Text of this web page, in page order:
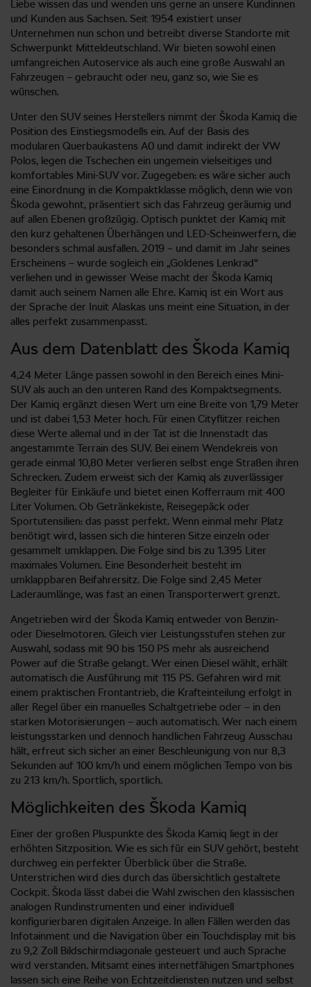
Liebe wissen das und wenden uns gerne an unsere Kundinnen
und Kunden aus Sachsen. Seit 1954 existiert unser
Unternehmen nun schon und betreibt diverse Standorte mit
Schwerpunkt Mitteldeutschland. Wir bieten sowohl einen
umfangreichen Autoservice als auch eine große Auswahl an
Fahrzeugen – gebraucht oder neu, ganz so, wie Sie es
wünschen.
Unter den SUV seines Herstellers nimmt der Škoda Kamiq die
Position des Einstiegsmodells ein. Auf der Basis des
modularen Querbaukastens A0 und damit indirekt der VW
Polos, legen die Tschechen ein ungemein vielseitiges und
komfortables Mini-SUV vor. Zugegeben: es wäre sicher auch
eine Einordnung in die Kompaktklasse möglich, denn wie von
Škoda gewohnt, präsentiert sich das Fahrzeug geräumig und
auf allen Ebenen großzügig. Optisch punktet der Kamiq mit
den kurz gehaltenen Überhängen und LED-Scheinwerfern, die
besonders schmal ausfallen. 2019 – und damit im Jahr seines
Erscheinens – wurde sogleich ein „Goldenes Lenkrad“
verliehen und in gewisser Weise macht der Škoda Kamiq
damit auch seinem Namen alle Ehre. Kamiq ist ein Wort aus
der Sprache der Inuit Alaskas uns meint eine Situation, in der
alles perfekt zusammenpasst.
Aus dem Datenblatt des Škoda Kamiq
4,24 Meter Länge passen sowohl in den Bereich eines Mini-
SUV als auch an den unteren Rand des Kompaktsegments.
Der Kamiq ergänzt diesen Wert um eine Breite von 1,79 Meter
und ist dabei 1,53 Meter hoch. Für einen Cityflitzer reichen
diese Werte allemal und in der Tat ist die Innenstadt das
angestammte Terrain des SUV. Bei einem Wendekreis von
gerade einmal 10,80 Meter verlieren selbst enge Straßen ihren
Schrecken. Zudem erweist sich der Kamiq als zuverlässiger
Begleiter für Einkäufe und bietet einen Kofferraum mit 400
Liter Volumen. Ob Getränkekiste, Reisegepäck oder
Sportutensilien: das passt perfekt. Wenn einmal mehr Platz
benötigt wird, lassen sich die hinteren Sitze einzeln oder
gesammelt umklappen. Die Folge sind bis zu 1.395 Liter
maximales Volumen. Eine Besonderheit besteht im
umklappbaren Beifahrersitz. Die Folge sind 2,45 Meter
Laderaumlänge, was fast an einen Transporterwert grenzt.
Angetrieben wird der Škoda Kamiq entweder von Benzin-
oder Dieselmotoren. Gleich vier Leistungsstufen stehen zur
Auswahl, sodass mit 90 bis 150 PS mehr als ausreichend
Power auf die Straße gelangt. Wer einen Diesel wählt, erhält
automatisch die Ausführung mit 115 PS. Gefahren wird mit
einem praktischen Frontantrieb, die Krafteinteilung erfolgt in
aller Regel über ein manuelles Schaltgetriebe oder – in den
starken Motorisierungen – auch automatisch. Wer nach einem
leistungsstarken und dennoch handlichen Fahrzeug Ausschau
hält, erfreut sich sicher an einer Beschleunigung von nur 8,3
Sekunden auf 100 km/h und einem möglichen Tempo von bis
zu 213 km/h. Sportlich, sportlich.
Möglichkeiten des Škoda Kamiq
Einer der großen Pluspunkte des Škoda Kamiq liegt in der
erhöhten Sitzposition. Wie es sich für ein SUV gehört, besteht
durchweg ein perfekter Überblick über die Straße.
Unterstrichen wird dies durch das übersichtlich gestaltete
Cockpit. Škoda lässt dabei die Wahl zwischen den klassischen
analogen Rundinstrumenten und einer individuell
konfigurierbaren digitalen Anzeige. In allen Fällen werden das
Infotainment und die Navigation über ein Touchdisplay mit bis
zu 9,2 Zoll Bildschirmdiagonale gesteuert und auch Sprache
wird verstanden. Mitsamt eines internetfähigen Smartphones
lassen sich eine Reihe von Echtzeitdiensten nutzen und selbst